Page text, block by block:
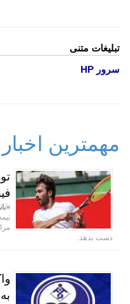
تبلیغات متنی
سرور HP
مهمترین
دست بدهد.